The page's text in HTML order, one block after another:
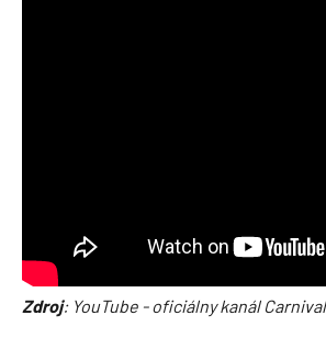
Zdroj: YouTube - oficiálny kanál